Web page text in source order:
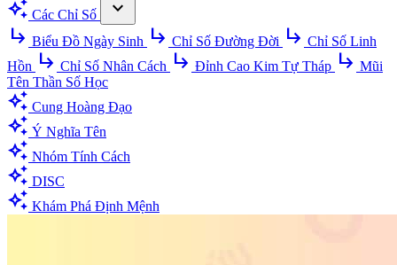
auto_awesome Các Chỉ Số
expand_more
subdirectory_arrow_right Biểu Đồ Ngày Sinh subdirectory_arrow_right Chỉ Số Đường Đời subdirectory_arrow_right Chỉ Số Linh
Hồn subdirectory_arrow_right Chỉ Số Nhân Cách subdirectory_arrow_right Đỉnh Cao Kim Tự Tháp subdirectory_arrow_right Mũi
Tên Thần Số Học
auto_awesome Cung Hoàng Đạo
auto_awesome Ý Nghĩa Tên
auto_awesome Nhóm Tính Cách
auto_awesome DISC
auto_awesome Khám Phá Định Mệnh